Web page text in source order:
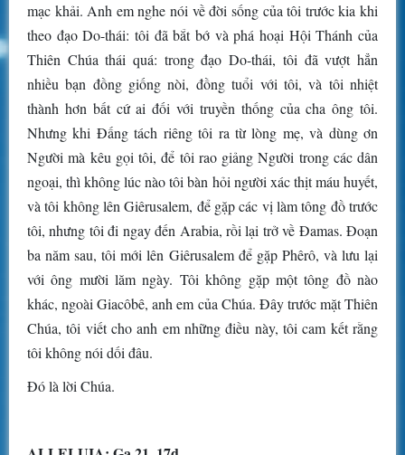
mạc khải. Anh em nghe nói về đời sống của tôi trước kia khi
theo đạo Do-thái: tôi đã bắt bớ và phá hoại Hội Thánh của
Thiên Chúa thái quá: trong đạo Do-thái, tôi đã vượt hẳn
nhiều bạn đồng giống nòi, đồng tuổi với tôi, và tôi nhiệt
thành hơn bất cứ ai đối với truyền thống của cha ông tôi.
Nhưng khi Đấng tách riêng tôi ra từ lòng mẹ, và dùng ơn
Người mà kêu gọi tôi, để tôi rao giảng Người trong các dân
ngoại, thì không lúc nào tôi bàn hỏi người xác thịt máu huyết,
và tôi không lên Giêrusalem, để gặp các vị làm tông đồ trước
tôi, nhưng tôi đi ngay đến Arabia, rồi lại trở về Đamas. Đoạn
ba năm sau, tôi mới lên Giêrusalem để gặp Phêrô, và lưu lại
với ông mười lăm ngày. Tôi không gặp một tông đồ nào
khác, ngoài Giacôbê, anh em của Chúa. Đây trước mặt Thiên
Chúa, tôi viết cho anh em những điều này, tôi cam kết rằng
tôi không nói dối đâu.
Đó là lời Chúa.